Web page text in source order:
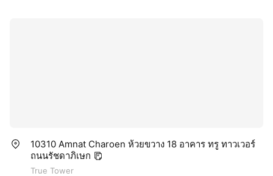
10310 Amnat Charoen ห้วยขวาง 18 อาคาร ทรู ทาวเวอร์
ถนนรัชดาภิเษก
True Tower